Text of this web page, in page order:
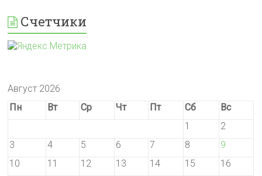
Счетчики
Август 2026
Пн
Вт Ср Чт Пт Сб
Вс
1
2
3
4 5 6 7 8
9
10
11 12 13 14 15
16